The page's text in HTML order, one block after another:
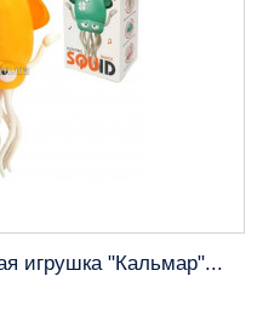
игрушка "Кальмар"...